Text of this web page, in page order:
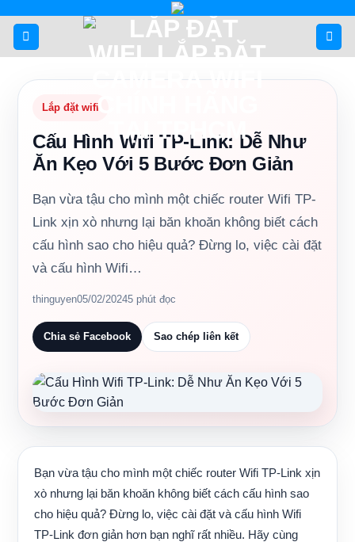
qua
nội
Lắp đặt wifi
Cấu Hình Wifi TP-Link: Dễ Như
Ăn Kẹo Với 5 Bước Đơn Giản
Bạn vừa tậu cho mình một chiếc router Wifi TP-
Link xịn xò nhưng lại băn khoăn không biết cách
cấu hình sao cho hiệu quả? Đừng lo, việc cài đặt
và cấu hình Wifi…
thinguyen05/02/20245 phút đọc
Chia sẻ Facebook Sao chép liên kết
Bạn vừa tậu cho mình một chiếc router Wifi TP-Link xịn
xò nhưng lại băn khoăn không biết cách cấu hình sao
cho hiệu quả? Đừng lo, việc cài đặt và cấu hình Wifi
TP-Link đơn giản hơn bạn nghĩ rất nhiều. Hãy cùng